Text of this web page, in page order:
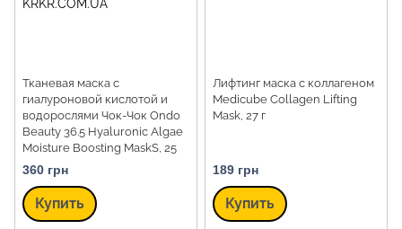
Тканевая маска с
гиалуроновой кислотой и
водорослями Чок-Чок Ondo
Beauty 36.5 Hyaluronic Algae
Moisture Boosting MaskS, 25
мл
360 грн
Купить
Лифтинг маска с коллагеном
Medicube Collagen Lifting
Mask, 27 г
189 грн
Купить